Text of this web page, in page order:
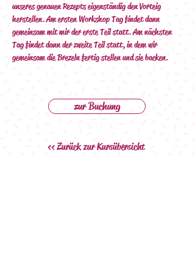
unseres genauen Rezepts eigenständig den Vorteig
herstellen. Am ersten Workshop Tag findet dann
gemeinsam mit mir der erste Teil statt. Am nächsten
Tag findet dann der zweite Teil statt, in dem wir
gemeinsam die Brezeln fertig stellen und sie backen.
zur Buchung
<< Zurück zur Kursübersicht